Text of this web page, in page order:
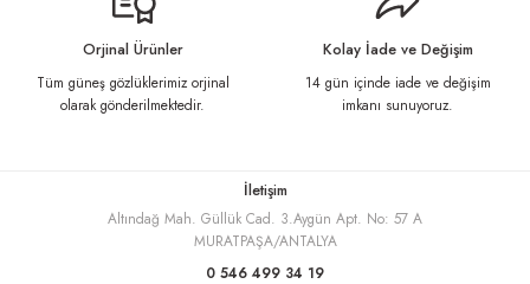
Gönder
Orjinal Ürünler
Tüm güneş gözlüklerimiz orjinal
olarak gönderilmektedir.
Kolay İade ve Değişim
14 gün içinde iade ve değişim
imkanı sunuyoruz.
İletişim
Altındağ Mah. Güllük Cad. 3.Aygün Apt. No: 57 A
MURATPAŞA/ANTALYA
0 546 499 34 19